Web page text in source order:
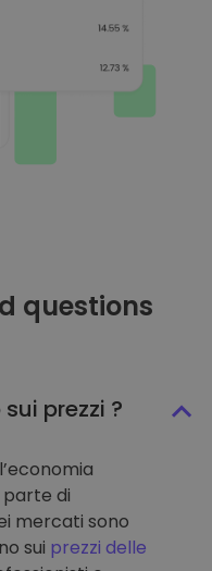
questions
prezzi ?
parte di
mercati sono
sui prezzi delle